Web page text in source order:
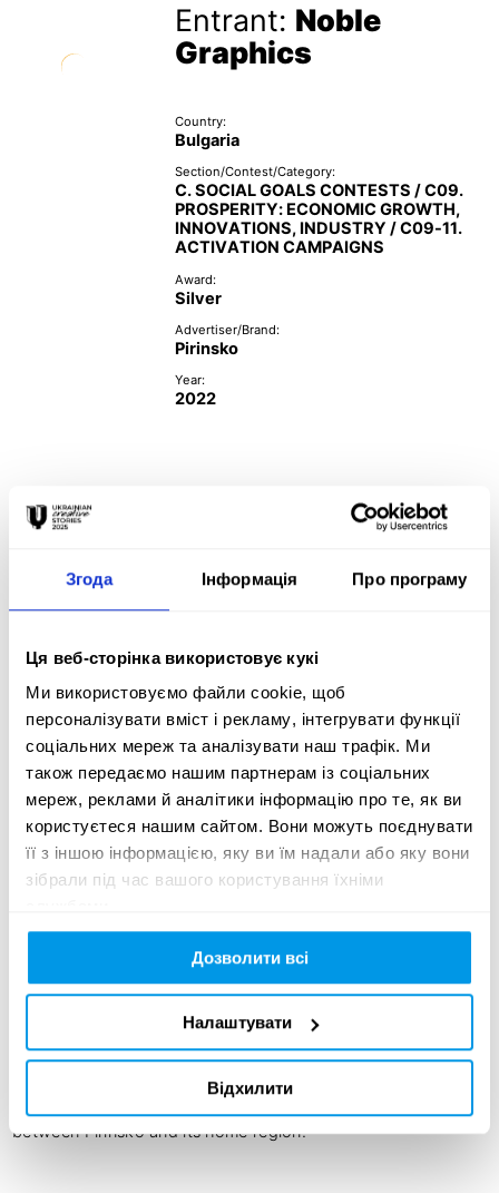
Згода Інформація Про програму
Ця веб-сторінка використовує кукі
Ми використовуємо файли cookie, щоб
персоналізувати вміст і рекламу, інтегрувати функції
соціальних мереж та аналізувати наш трафік. Ми
також передаємо нашим партнерам із соціальних
мереж, реклами й аналітики інформацію про те, як ви
користуєтеся нашим сайтом. Вони можуть поєднувати
її з іншою інформацією, яку ви їм надали або яку вони
зібрали під час вашого користування їхніми
Дозволити всі
Налаштувати
Відхилити
Entrant: Noble
Graphics
Country:
Bulgaria
Section/Contest/Category:
C. SOCIAL GOALS CONTESTS / C09.
PROSPERITY: ECONOMIC GROWTH,
INNOVATIONS, INDUSTRY / C09-11.
ACTIVATION CAMPAIGNS
Award:
Silver
Advertiser/Brand:
Pirinsko
Year:
2022
Creative Team:
Samuil Petkov - New Business Director - Noble Graphics
Galina Nikolova - Art Director- Noble Graphics
Kaloyan Tinchev - Graphic Designer - Noble Graphics
Creative idea:
Pirinsko, the largest beer brand in Bulgaria, owes its success
to its home region. However, during the pandemic, the
hesitation, Pirinsko refocused its marketing strategy to help
its region in an unusual way. Pirinsko renovated the only
remaining narrow-gauge train that passes through the heart
of the Pirin region to attract visitors and national attention.
The result was a record number of passengers and a drastic
increase in tourists to the region, solidifying the bond
between Pirinsko and its home region.